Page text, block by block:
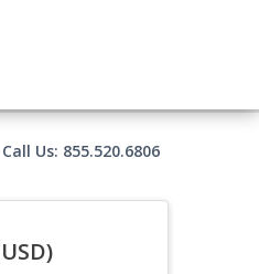
Call Us: 855.520.6806